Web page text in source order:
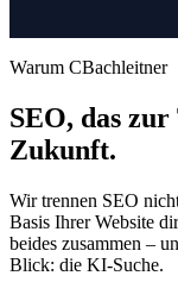
Warum CBachleitner
SEO, das
Zukunft.
Wir trennen SEO
Basis Ihrer Website
beides zusammen –
Blick: die KI-Suche.